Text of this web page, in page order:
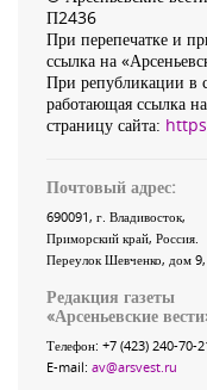
П2436
При перепечатке и
ссылка на
При републикации в
работающая ссылка
страницу сайта:
Почтовый адрес:
690091, г. Владивосток,
Приморский край, Россия
Переулок Шевченко, дом
Редакция газеты
«Арсеньевские вести
Телефон: +7 (423) 240-70-
E-mail: av@arsvest.ru